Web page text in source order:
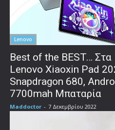
Lenovo
Best of the BEST…
Lenovo Xiaoxin Pad
Snapdragon 680,
7700mah Μπαταρία
Maddoctor - 7 Δεκεμβρίου 2022